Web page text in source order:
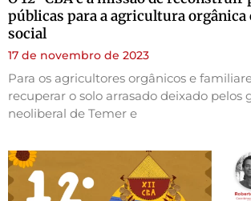
públicas para a agricultura
social
17 de novembro de 2023
Para os agricultores orgânicos e
recuperar o solo arrasado deixado pelos
neoliberal de Temer e